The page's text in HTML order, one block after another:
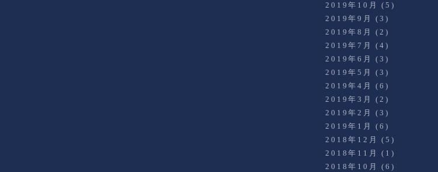
2019年10月
(5)
2019年9月
(3)
2019年8月
(2)
2019年7月
(4)
2019年6月
(3)
2019年5月
(3)
2019年4月
(6)
2019年3月
(2)
2019年2月
(3)
2019年1月
(6)
2018年12月
(5)
2018年11月
(1)
2018年10月
(6)